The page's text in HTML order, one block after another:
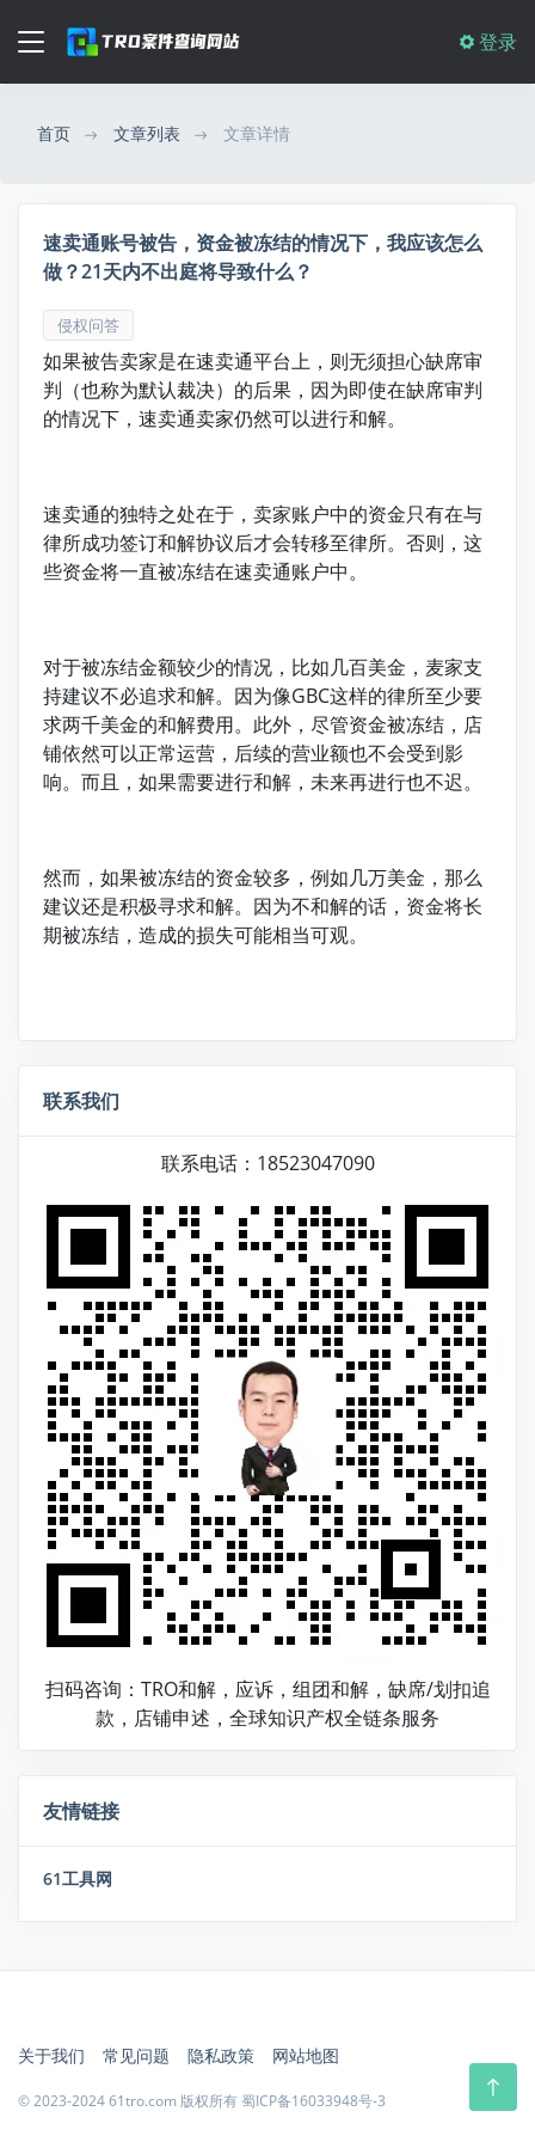
登录
首页 文章列表 文章详情
速卖通账号被告，资金被冻结的情况下，我应该怎么
做？21天内不出庭将导致什么？
侵权问答
如果被告卖家是在速卖通平台上，则无须担心缺席审
判（也称为默认裁决）的后果，因为即使在缺席审判
的情况下，速卖通卖家仍然可以进行和解。
速卖通的独特之处在于，卖家账户中的资金只有在与
律所成功签订和解协议后才会转移至律所。否则，这
些资金将一直被冻结在速卖通账户中。
对于被冻结金额较少的情况，比如几百美金，麦家支
持建议不必追求和解。因为像GBC这样的律所至少要
求两千美金的和解费用。此外，尽管资金被冻结，店
铺依然可以正常运营，后续的营业额也不会受到影
响。而且，如果需要进行和解，未来再进行也不迟。
然而，如果被冻结的资金较多，例如几万美金，那么
建议还是积极寻求和解。因为不和解的话，资金将长
期被冻结，造成的损失可能相当可观。
联系我们
联系电话：18523047090
扫码咨询：TRO和解，应诉，组团和解，缺席/划扣追
款，店铺申述，全球知识产权全链条服务
友情链接
61工具网
© 2023-2024 61tro.com 版权所有蜀ICP备16033948号-3
关于我们 常见问题 隐私政策 网站地图